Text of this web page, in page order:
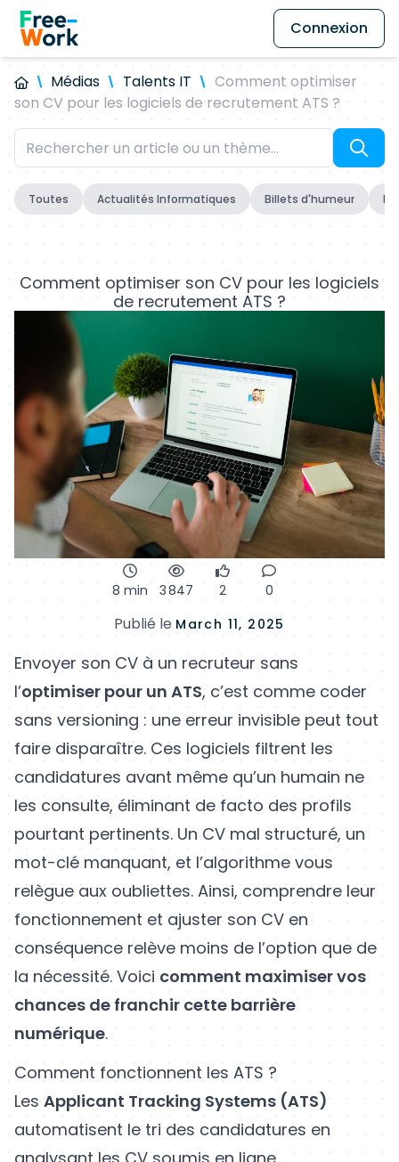
Connexion
Médias Talents IT
Comment optimiser
son CV pour les logiciels de recrutement ATS ?
Toutes Actualités Informatiques Billets d'humeur
Comment optimiser son CV pour les logiciels
de recrutement ATS ?
8 min 3 847 2 0
Publié le March 11, 2025
Envoyer son CV à un recruteur sans
l’optimiser pour un ATS, c’est comme coder
sans versioning : une erreur invisible peut tout
faire disparaître. Ces logiciels filtrent les
candidatures avant même qu’un humain ne
les consulte, éliminant de facto des profils
pourtant pertinents. Un CV mal structuré, un
mot-clé manquant, et l’algorithme vous
relègue aux oubliettes. Ainsi, comprendre leur
fonctionnement et ajuster son CV en
conséquence relève moins de l’option que de
la nécessité. Voici comment maximiser vos
chances de franchir cette barrière
numérique.
Comment fonctionnent les ATS ?
Les Applicant Tracking Systems (ATS)
automatisent le tri des candidatures en